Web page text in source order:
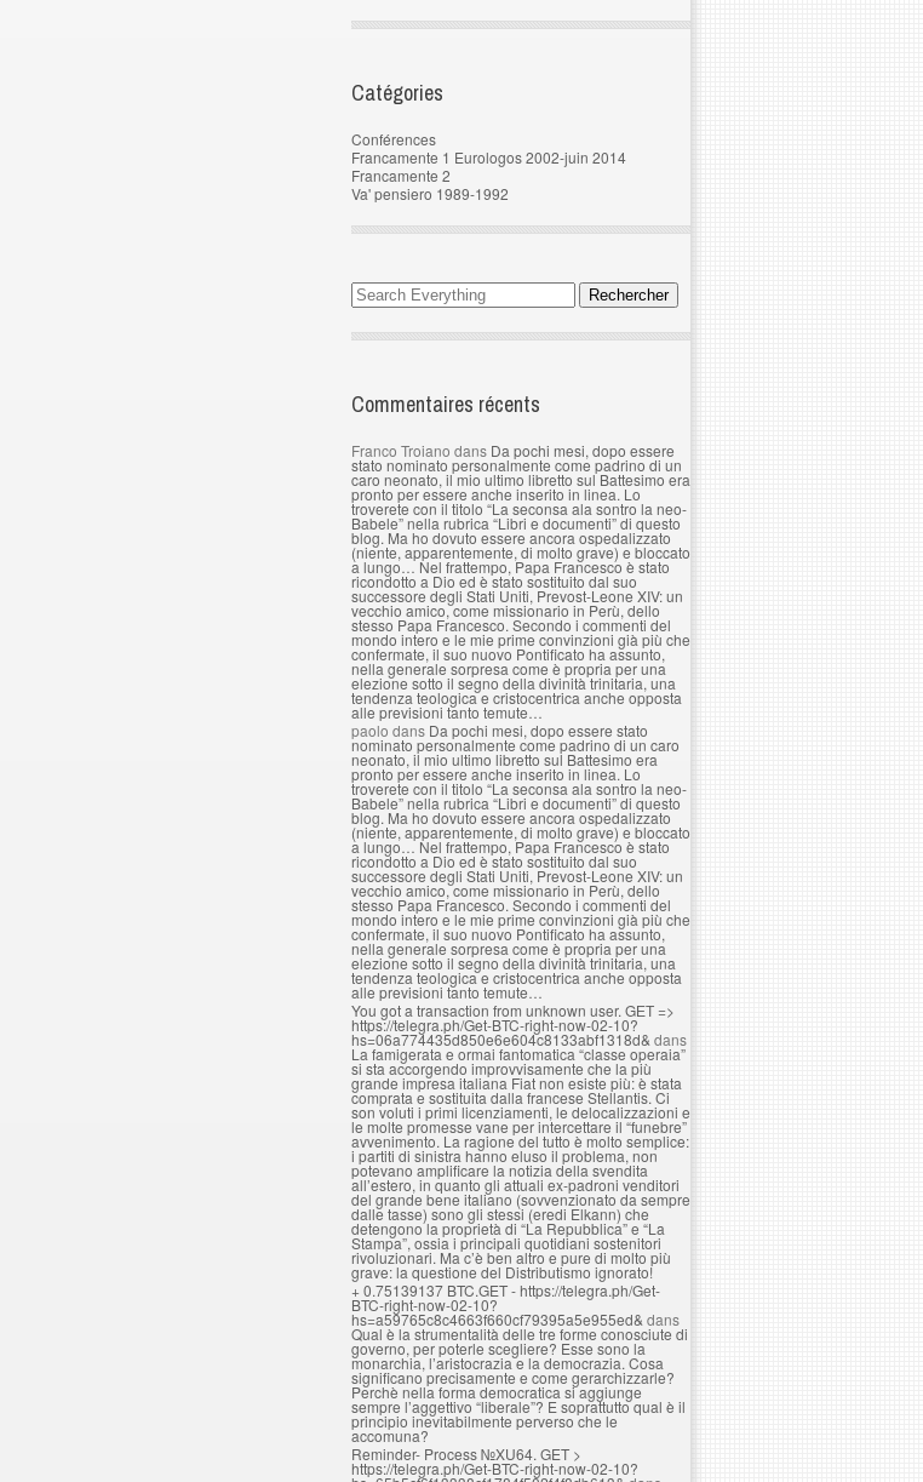
Catégories
Conférences
Francamente 1 Eurologos 2002-juin 2014
Francamente 2
Va' pensiero 1989-1992
Commentaires récents
Franco Troiano dans Da pochi mesi, dopo essere
stato nominato personalmente come padrino di un
caro neonato, il mio ultimo libretto sul Battesimo era
pronto per essere anche inserito in linea. Lo
troverete con il titolo “La seconsa ala sontro la neo-
Babele” nella rubrica “Libri e documenti” di questo
blog. Ma ho dovuto essere ancora ospedalizzato
(niente, apparentemente, di molto grave) e bloccato
a lungo… Nel frattempo, Papa Francesco è stato
ricondotto a Dio ed è stato sostituito dal suo
successore degli Stati Uniti, Prevost-Leone XIV: un
vecchio amico, come missionario in Perù, dello
stesso Papa Francesco. Secondo i commenti del
mondo intero e le mie prime convinzioni già più che
confermate, il suo nuovo Pontificato ha assunto,
nella generale sorpresa come è propria per una
elezione sotto il segno della divinità trinitaria, una
tendenza teologica e cristocentrica anche opposta
alle previsioni tanto temute…
paolo dans Da pochi mesi, dopo essere stato
nominato personalmente come padrino di un caro
neonato, il mio ultimo libretto sul Battesimo era
pronto per essere anche inserito in linea. Lo
troverete con il titolo “La seconsa ala sontro la neo-
Babele” nella rubrica “Libri e documenti” di questo
blog. Ma ho dovuto essere ancora ospedalizzato
(niente, apparentemente, di molto grave) e bloccato
a lungo… Nel frattempo, Papa Francesco è stato
ricondotto a Dio ed è stato sostituito dal suo
successore degli Stati Uniti, Prevost-Leone XIV: un
vecchio amico, come missionario in Perù, dello
stesso Papa Francesco. Secondo i commenti del
mondo intero e le mie prime convinzioni già più che
confermate, il suo nuovo Pontificato ha assunto,
nella generale sorpresa come è propria per una
elezione sotto il segno della divinità trinitaria, una
tendenza teologica e cristocentrica anche opposta
alle previsioni tanto temute…
You got a transaction from unknown user. GЕТ =>
https://telegra.ph/Get-BTC-right-now-02-10?
hs=06a774435d850e6e604c8133abf1318d& dans
La famigerata e ormai fantomatica “classe operaia”
si sta accorgendo improvvisamente che la più
grande impresa italiana Fiat non esiste più: è stata
comprata e sostituita dalla francese Stellantis. Ci
son voluti i primi licenziamenti, le delocalizzazioni e
le molte promesse vane per intercettare il “funebre”
avvenimento. La ragione del tutto è molto semplice:
i partiti di sinistra hanno eluso il problema, non
potevano amplificare la notizia della svendita
all’estero, in quanto gli attuali ex-padroni venditori
del grande bene italiano (sovvenzionato da sempre
dalle tasse) sono gli stessi (eredi Elkann) che
detengono la proprietà di “La Repubblica” e “La
Stampa”, ossia i principali quotidiani sostenitori
rivoluzionari. Ma c’è ben altro e pure di molto più
grave: la questione del Distributismo ignorato!
+ 0.75139137 BTC.GET - https://telegra.ph/Get-
BTC-right-now-02-10?
hs=a59765c8c4663f660cf79395a5e955ed& dans
Qual è la strumentalità delle tre forme conosciute di
governo, per poterle scegliere? Esse sono la
monarchia, l’aristocrazia e la democrazia. Cosa
significano precisamente e come gerarchizzarle?
Perchè nella forma democratica si aggiunge
sempre l’aggettivo “liberale”? E soprattutto qual è il
principio inevitabilmente perverso che le
accomuna?
Reminder- Process №XU64. GET >
https://telegra.ph/Get-BTC-right-now-02-10?